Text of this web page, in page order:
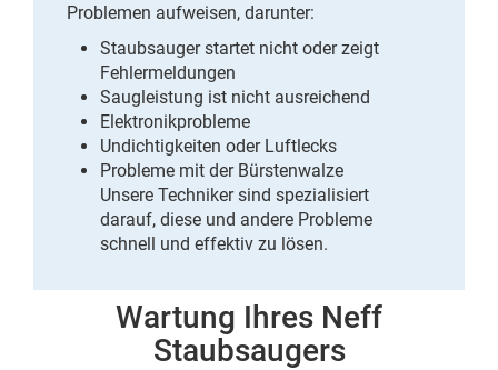
Problemen aufweisen, darunter:
Staubsauger startet nicht oder zeigt
Fehlermeldungen
Saugleistung ist nicht ausreichend
Elektronikprobleme
Undichtigkeiten oder Luftlecks
Probleme mit der Bürstenwalze
Unsere Techniker sind spezialisiert
darauf, diese und andere Probleme
schnell und effektiv zu lösen.
Wartung Ihres Neff
Staubsaugers